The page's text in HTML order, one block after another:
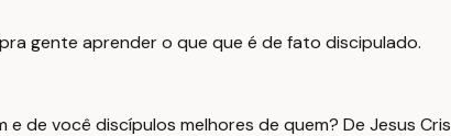
gente aprender o que que é de fato discipulado.
de você discípulos melhores de quem? De Jesus